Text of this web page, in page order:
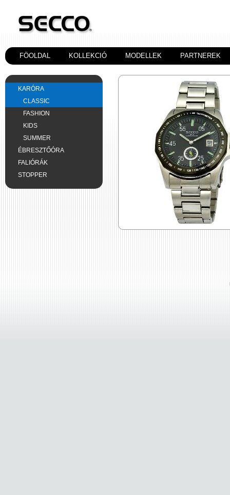
FÖOLDAL KOLLEKCIÓ MODELLEK PARTNEREK
KARÓRA
CLASSIC
FASHION
KIDS
SUMMER
ÉBRESZTŐÓRA
FALIÓRÁK
STOPPER